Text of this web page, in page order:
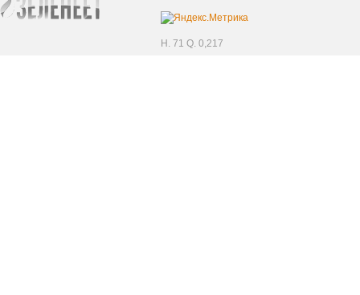
H. 71 Q. 0,217